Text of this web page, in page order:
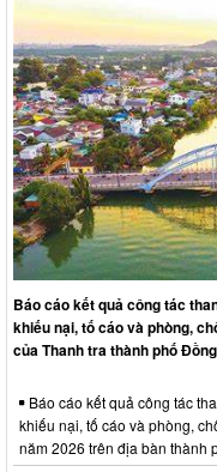
Báo cáo kết quả công tác
khiếu nại, tố cáo và phòng,
của Thanh tra thành phố
Báo cáo kết quả công tác
khiếu nại, tố cáo và phòng,
năm 2026 trên địa bàn thành